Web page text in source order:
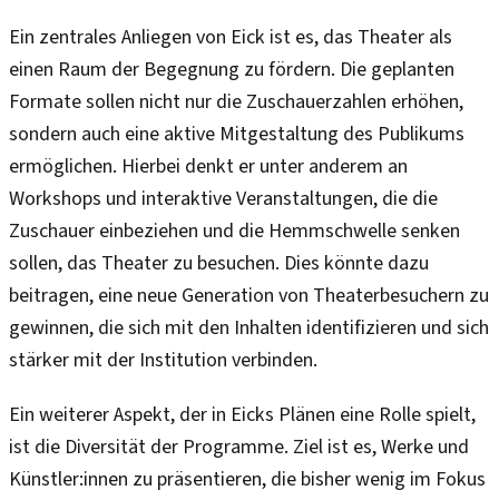
Ein zentrales Anliegen von Eick ist es, das Theater als
einen Raum der Begegnung zu fördern. Die geplanten
Formate sollen nicht nur die Zuschauerzahlen erhöhen,
sondern auch eine aktive Mitgestaltung des Publikums
ermöglichen. Hierbei denkt er unter anderem an
Workshops und interaktive Veranstaltungen, die die
Zuschauer einbeziehen und die Hemmschwelle senken
sollen, das Theater zu besuchen. Dies könnte dazu
beitragen, eine neue Generation von Theaterbesuchern zu
gewinnen, die sich mit den Inhalten identifizieren und sich
stärker mit der Institution verbinden.
Ein weiterer Aspekt, der in Eicks Plänen eine Rolle spielt,
ist die Diversität der Programme. Ziel ist es, Werke und
Künstler:innen zu präsentieren, die bisher wenig im Fokus